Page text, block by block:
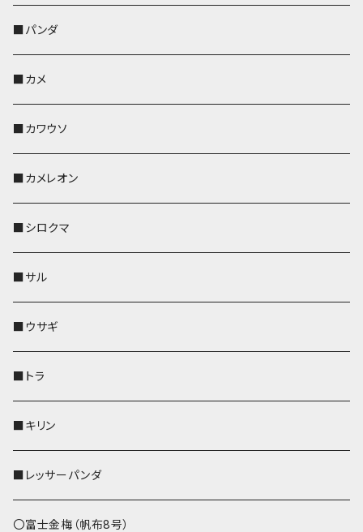
靴下・ミニタオル
財布
その他
ペンホルダー
財布
靴下・ミニタオル
その他
レザートレイ
ペンホルダー
財布
靴下・ミニタオル
その他
レザートレイ
ペンホルダー
ペットボトルホルダー
スマホケース
財布
靴下・ミニタオル
その他
AppleWatchバンド
レザートレイ
ペンホルダー
靴下・ミニタオル
財布
その他
帆布・デニム
KONBU
ポーチ
AppleWatchバンド
ペンホルダー
レザートレイ
財布
靴下・ミニタオル
その他
ポーチ
ポシェット・バッグ
帆布・デニム
KONBU
コインケース
AppleWatchバンド
ペットボトルホルダー
ペンホルダー
靴下・ミニタオル
財布
その他
コインケース
レザートレイ
ペンホルダー
ペットボトルホルダー
AppleWatchバンド
財布
その他
レザートレイ
ペンホルダー
ペットボトルホルダー
キーケース
名刺入れ・カードケース
AppleWatchバンド
財布
メガネケース
レザートレイ
キーケース
ペンホルダー
IDカードケース
ペットボトルホルダー
その他
リール付きストラップ
リールのみ
ストラップ付
パスケース
キーケース
コインケース
名刺入れ
AppleWatchバンド
メガネケース
財布
IDカードケース
パスケース
名刺入れ・カードケース
メガネケース
リール付きストラップ
リールのみ
ストラップ付
ペットボトルホルダー
キーケース
ペンホルダー
AppleWatchバンド
L字ファスナー財布
その他
パスケース
キーケース
コインケース
メガネケース
名刺入れ
財布
Apple Watchバンド
その他
■パンダ
■カメ
■カワウソ
■カメレオン
■シロクマ
■サル
■ウサギ
■トラ
■キリン
■レッサーパンダ
〇富士金梅（帆布8号）